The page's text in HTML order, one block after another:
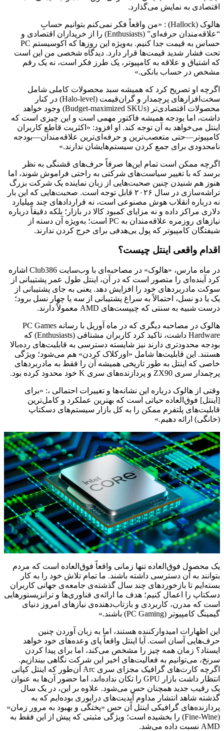
اقتصادی به نمایش می‌گذارد.
هالوک (Hallock) : «من واقعاً فکر نمی‌کنم بتوانیم حسابِ
“علاقه‌مندان حرفه‌ای” (Enthusiasts) را از خریداران اقتصادی و
حساس به قیمت جدا کنیم. به‌ویژه این روزها که اکوسیستم PC
تحت فشار شدید قیمت‌ها قرار دارد. دیدگاه شخصی من این است
که اشتیاق و علاقه به کامپیوتر، یک طرز فکر است، نه یک رقم
مشخص در حساب بانکی.»
اگرچه او تصریح کرد که همیشه سبد محصولات کاملی شامل
سخت‌افزارهای پرچمدار و گران‌قیمت (Halo-level) در کنار
محصولات اقتصادی‌تر (Budget-maximized SKUs) وجود خواهد
داشت، اما بودجه همیشه فاکتور مهمی است و این چیزی است که
اینتل می‌خواهد به آن توجه کند. او افزود: «اکثریت قاطع کاربران
کامپیوتر—حتی متعصب‌ترین و حرفه‌ای‌ترین علاقه‌مندان—بودجه
نامحدودی برای جمع کردن سیستم‌هایشان ندارند.»
اگرچه ممکن است تمام این‌ها صرفاً حرف‌های قشنگی به نظر
برسد که با تغییر سیاست‌های شرکتی به راحتی فراموش شوند، اما
هنوز هم شنیدن چنین صحبت‌هایی از زبان نماینده یک شرکت بزرگ
تراشه‌سازی در سال ۲۰۲۶ قابل توجه است. صحبت‌هایی که این بار
نه درباره انقلاب هوش مصنوعی است، نه قراردادهای چند میلیارد
دلاری مراکز داده و نه مزایای کمبود کالا در بازار؛ بلکه دقیقاً درباره
نیازهای روزمره علاقه‌مندان به PC است؛ به‌ویژه آن دسته از
شیفتگان کامپیوتر که پول بی‌هدفی برای خرج کردن ندارند.
اقدام واقعی اینتل چیست؟
در ماه مارس، «هالوک» در مصاحبه‌ای با وب‌سایت Club386 اشاره
کرد آینده‌ای را متصور است که در آن، اینتل طول عمر پشتیبانی از
سوکت مادربردهای خود را افزایش دهد. یعنی به جای پشتیبانی از
یک یا دو نسل، احتمالاً به سراغ پشتیبانی از سه یا چهار نسل برود؛
درست شبیه به سنتی که چیپست‌های AMD معمولاً دارند.
هالوک در مصاحبه دیگری که در ماه آوریل با رسانه PC Games
Hardware داشت، تاکید کرد کاربران مشتاقی (Enthusiasts) که
بودجه محدودتری دارند نیز شایسته دسترسی به قابلیت‌های رده‌بالا
هستند. این قابلیت‌ها شامل «اورکلاک کردن» هم می‌شود؛ ویژگی
خاصی که اینتل به طور تاریخی همیشه آن را فقط به مادربردهای
پرچمدار سری ZX90 و پردازنده‌های سری K خود محدود کرده بود.
وقتی از هالوک درباره این نشانه‌ها و تغییرات احتمالی ،: «برای
[اینتل] فوق‌العاده حیاتی است که بهترین عملکرد و کامل‌ترین
قابلیت‌های پلتفرم ممکن را به کل بازار سیستم‌های دسکتاپ
(خانگی) ارائه دهیم.»
یک محصول فوق‌العاده تنها زمانی واقعاً فوق‌العاده است که مردم
بتوانند به آن دسترسی داشته باشند. ما تمام تلاش خود را به کار
بسته‌ایم تا بازخوردهای چند سال گذشته‌ی جامعه‌ی جهانی کاربران
دسکتاپ را اعمال کنیم؛ هدف ما ارائه‌ی فناوری‌ها و ترانزیستورهایی
است که مدرن، کاربردی و بازتاب‌دهنده‌ی نیازهای امروز دنیای
گیمینگ کامپیوتر (PC Gaming) باشند.»
این اظهارات امیدوارکننده هستند، اما به زبان آوردن چنین
حرف‌هایی آسان است. آیا اینتل واقعاً پای وعده‌های خود خواهد
ایستاد؟ زمان همه چیز را مشخص می‌کند، اما برای پیدا کردن
سرنخ، می‌توانیم به فعالیت‌های اخیر این شرکت نگاهی بیندازیم.
اگرچه کارت‌های گرافیک مجزای سری Arc آن‌طور که اینتل کپانی
انتظار داشت بازار GPU را تکان نداده‌اند، اما حضور آن‌ها به عنوان
یک رقیب جدید همچنان حس می‌شود. علاوه بر این، در یک سال
گذشته شاهد انتشار مداوم آپدیت‌های درایوری بوده‌ایم که به
پردازنده‌های گرافیکی اینتل آن حس «پختگی و بهبود به مرور زمان»
(Fine-Wine) را بخشیده است؛ ویژگی مثبتی که پیش از این فقط به
AMD نسبت داده می‌شد.